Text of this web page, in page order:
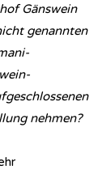
Gänswein
genannten
nehmen?